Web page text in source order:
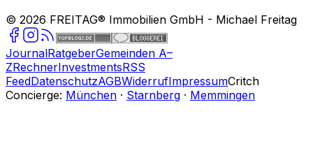
© 2026 FREITAG® Immobilien GmbH - Michael Freitag
JournalRatgeberGemeinden A–
ZRechnerInvestmentsRSS
FeedDatenschutzAGBWiderrufImpressumCritch
Concierge: München · Starnberg · Memmingen